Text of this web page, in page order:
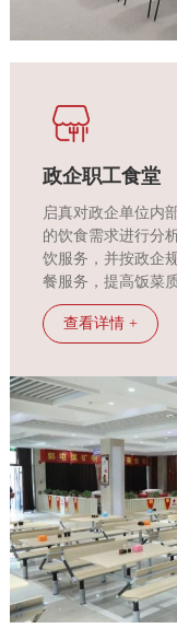
作
真
关
于
我
们
政企职工食堂
启真对政企单位内
的饮食需求进行分
饮服务，并按政企
餐服务，提高饭菜质
查看详情 +